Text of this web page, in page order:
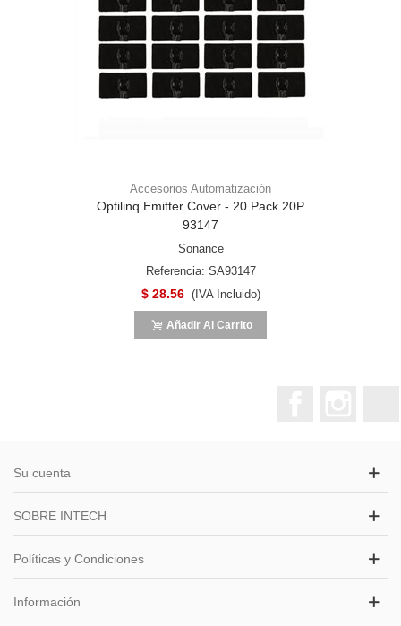
Accesorios Automatización
Optilinq Emitter Cover - 20 Pack 20P
93147
Sonance
Referencia: SA93147
$ 28.56 (IVA Incluido)
Añadir Al Carrito
Su cuenta
SOBRE INTECH
Políticas y Condiciones
Información